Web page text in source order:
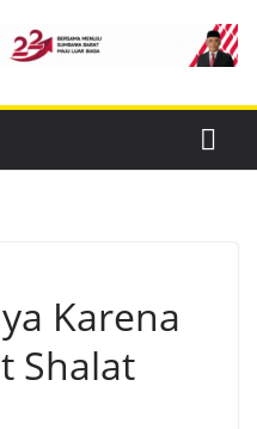
Karena
Shalat